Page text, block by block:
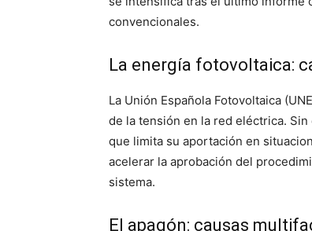
convencionales.
La energía fotovoltaica:
La Unión Española Fotovoltaica
de la tensión en la red eléctrica.
que limita su aportación en
acelerar la aprobación del
sistema.
El apagón: causas